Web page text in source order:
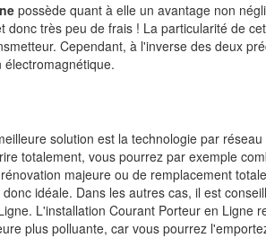
possède quant à elle un avantage non
très peu de frais ! La particularité de
Cependant, à l'inverse des deux
solution est la technologie par
totalement, vous pourrez par exemple
majeure ou de remplacement
idéale. Dans les autres cas, il est
L'installation Courant Porteur en Ligne
plus polluante, car vous pourrez